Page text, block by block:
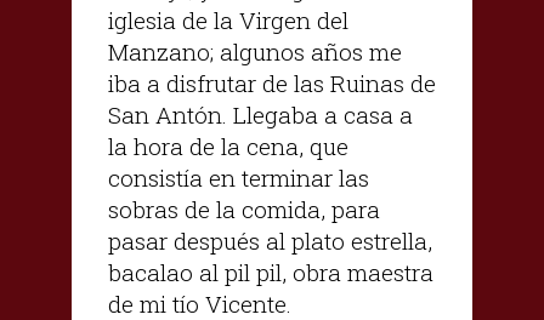
iglesia de la Virgen del
Manzano; algunos años me
iba a disfrutar de las Ruinas de
San Antón. Llegaba a casa a
la hora de la cena, que
consistía en terminar las
sobras de la comida, para
pasar después al plato estrella,
bacalao al pil pil, obra maestra
de mi tío Vicente.